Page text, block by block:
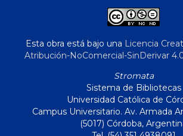
Esta obra está bajo una Licencia
Atribución-NoComercial-SinDerivar
Stromata
Sistema de Bibliotecas
Universidad Católica de
Campus Universitario. Av. Armada
(5017) Córdoba,